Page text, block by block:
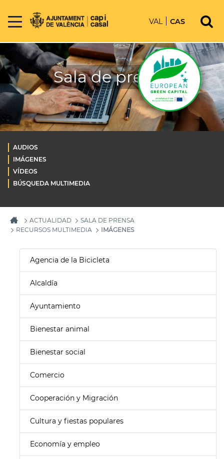
VAL CAS
Sala de prensa
AUDIOS
IMÁGENES
VÍDEOS
BÚSQUEDA MULTIMEDIA
ACTUALIDAD
SALA DE PRENSA
RECURSOS MULTIMEDIA
IMÁGENES
Agencia de la Bicicleta
Alcaldía
Ayuntamiento
Bienestar animal
Bienestar social
Comercio
Cooperación y Migración
Cultura y fiestas populares
Economía y empleo